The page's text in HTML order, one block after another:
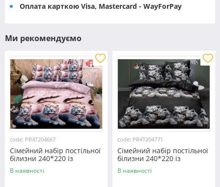
Оплата карткою Visa, Mastercard - WayForPay
Ми рекомендуємо
code: PR4T204667
Сімейний набір постільної
білизни 240*220 із
полікотону №204667
Черешенька™
В наявності
code: PR4T204771
Сімейний набір постільної
білизни 240*220 із
полікотону №204771
Черешенька™
В наявності